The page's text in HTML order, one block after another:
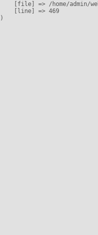
[file] => /home/admin/
    [line] => 469